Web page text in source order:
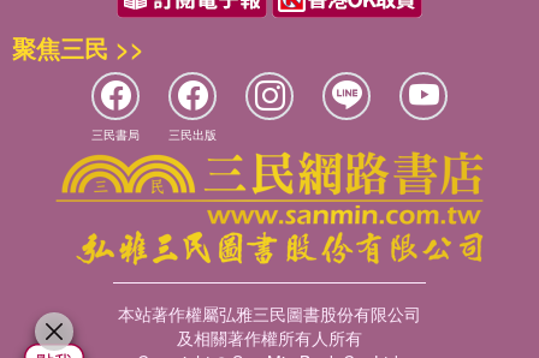
聚焦三民 >>
三民書局 三民出版
本站著作權屬弘雅三民圖書股份有限公司
及相關著作權所有人所有